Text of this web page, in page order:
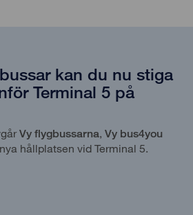
kan du nu stiga
Terminal 5 på
Vy flygbussarna, Vy bus4you
hållplatsen vid Terminal 5.